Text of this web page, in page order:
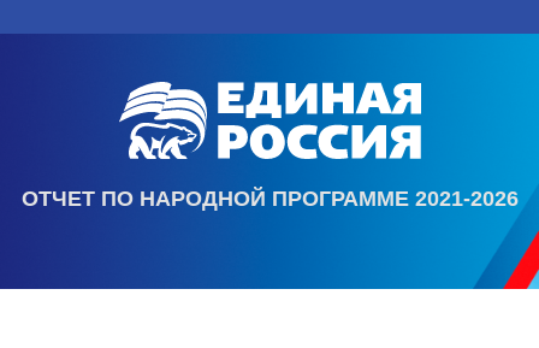
ОТЧЕТ ПО НАРОДНОЙ ПРОГРАММЕ 2021-2026